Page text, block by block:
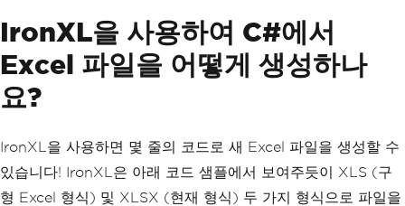
IronXL을 사용하여 C#에서
Excel 파일을 어떻게 생성하나
요?
IronXL을 사용하면 몇 줄의 코드로 새 Excel 파일을 생성할 수
있습니다! IronXL은 아래 코드 샘플에서 보여주듯이 XLS (구
형 Excel 형식) 및 XLSX (현재 형식) 두 가지 형식으로 파일을